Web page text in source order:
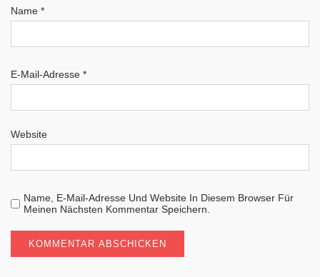
Name *
E-Mail-Adresse *
Website
Name, E-Mail-Adresse Und Website In Diesem Browser Für
Meinen Nächsten Kommentar Speichern.